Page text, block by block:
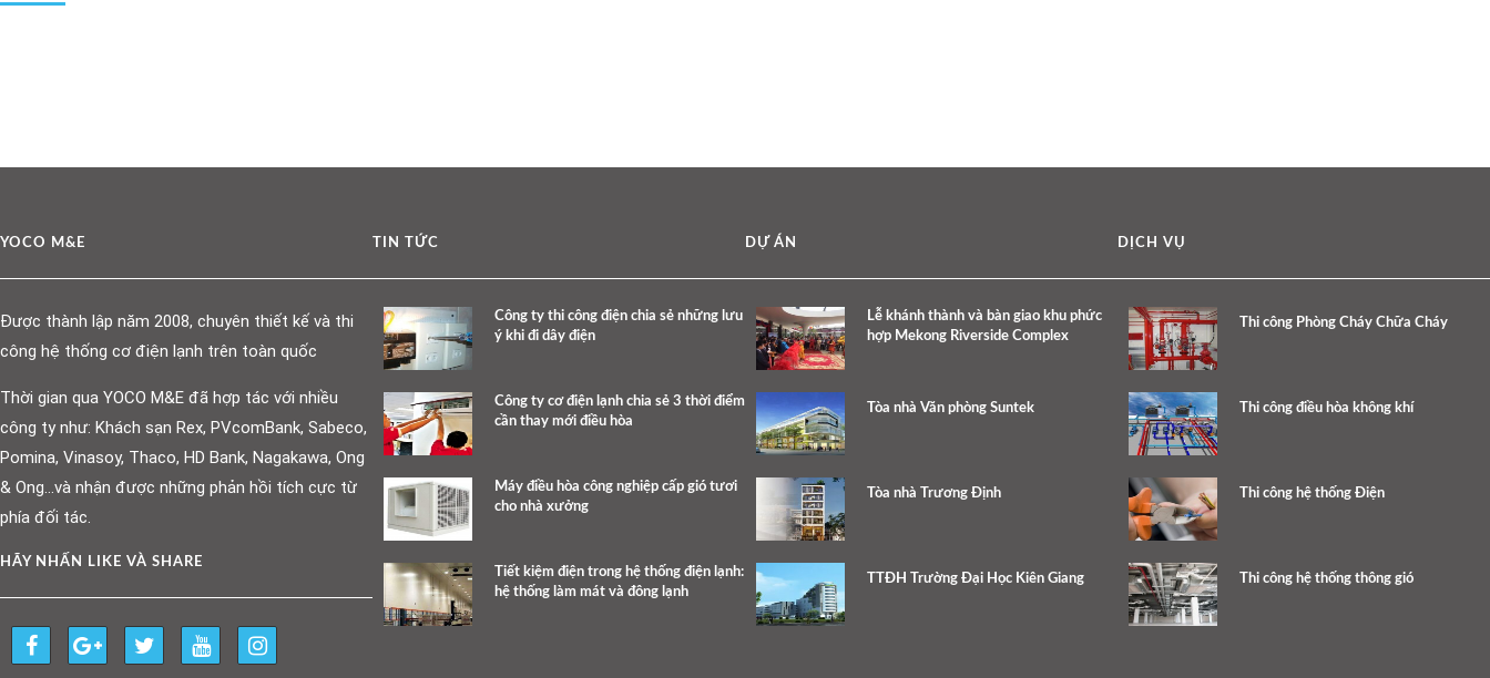
YOCO M&E
Được thành lập năm 2008, chuyên thiết kế và thi
công hệ thống cơ điện lạnh trên toàn quốc
Thời gian qua YOCO M&E đã hợp tác với nhiều
công ty như: Khách sạn Rex, PVcomBank, Sabeco,
Pomina, Vinasoy, Thaco, HD Bank, Nagakawa, Ong
& Ong…và nhận được những phản hồi tích cực từ
phía đối tác.
HÃY NHẤN LIKE VÀ SHARE
TIN TỨC
Công ty thi công điện chia sẻ những lưu
ý khi đi dây điện
Công ty cơ điện lạnh chia sẻ 3 thời điểm
cần thay mới điều hòa
Máy điều hòa công nghiệp cấp gió tươi
cho nhà xưởng
Tiết kiệm điện trong hệ thống điện lạnh:
hệ thống làm mát và đông lạnh
DỰ ÁN
Lễ khánh thành và bàn giao khu phức
hợp Mekong Riverside Complex
Tòa nhà Văn phòng Suntek
Tòa nhà Trương Định
TTĐH Trường Đại Học Kiên Giang
DỊCH VỤ
Thi công Phòng Cháy Chữa Cháy
Thi công điều hòa không khí
Thi công hệ thống Điện
Thi công hệ thống thông gió